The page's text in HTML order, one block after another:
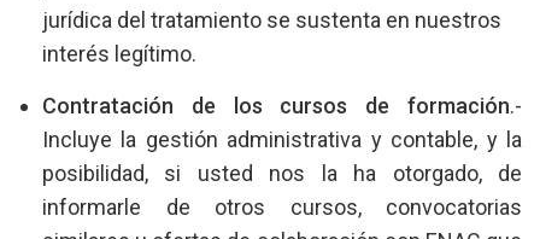
jurídica del tratamiento se sustenta en nuestros
interés legítimo.
Contratación de los cursos de formación.-
Incluye la gestión administrativa y contable, y la
posibilidad, si usted nos la ha otorgado, de
informarle de otros cursos, convocatorias